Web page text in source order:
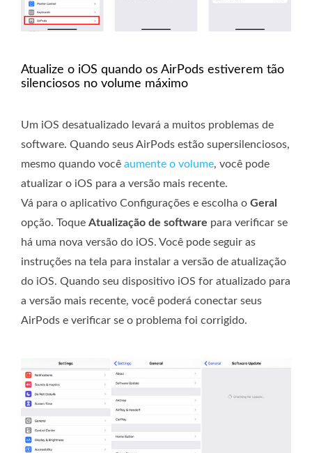
Atualize o iOS quando os AirPods estiverem tão
silenciosos no volume máximo
Um iOS desatualizado levará a muitos problemas de
software. Quando seus AirPods estão supersilenciosos,
mesmo quando você aumente o volume, você pode
atualizar o iOS para a versão mais recente.
Vá para o aplicativo Configurações e escolha o Geral
opção. Toque Atualização de software para verificar se
há uma nova versão do iOS. Você pode seguir as
instruções na tela para instalar a versão de atualização
do iOS. Quando seu dispositivo iOS for atualizado para
a versão mais recente, você poderá conectar seus
AirPods e verificar se o problema foi corrigido.